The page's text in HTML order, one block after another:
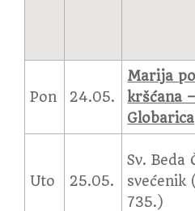
Pon 24.05.
Marija
kršćana –
Globarica
Uto 25.05.
Sv. Beda
svećenik
735.)